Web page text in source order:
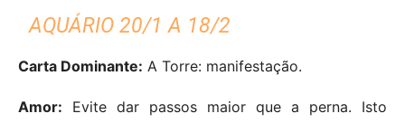
AQUÁRIO 20/1 A 18/2
Carta Dominante: A Torre: manifestação.
Amor: Evite dar passos maior que a perna. Isto